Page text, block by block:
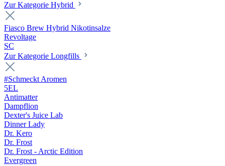
Zur Kategorie Hybrid
Fiasco Brew Hybrid Nikotinsalze
Revoltage
SC
Zur Kategorie Longfills
#Schmeckt Aromen
5EL
Antimatter
Dampflion
Dexter's Juice Lab
Dinner Lady
Dr. Kero
Dr. Frost
Dr. Frost - Arctic Edition
Evergreen